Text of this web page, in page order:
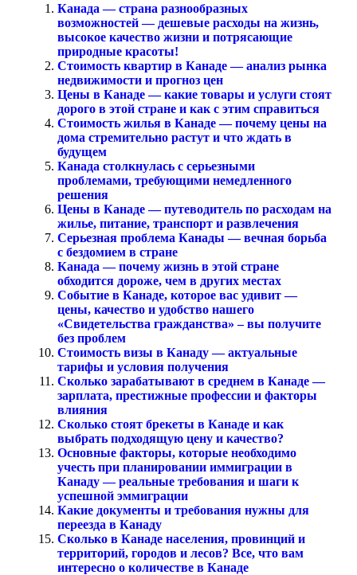
Канада — страна разнообразных
возможностей — дешевые расходы на жизнь,
высокое качество жизни и потрясающие
природные красоты!
Стоимость квартир в Канаде — анализ рынка
недвижимости и прогноз цен
Цены в Канаде — какие товары и услуги стоят
дорого в этой стране и как с этим справиться
Стоимость жилья в Канаде — почему цены на
дома стремительно растут и что ждать в
будущем
Канада столкнулась с серьезными
проблемами, требующими немедленного
решения
Цены в Канаде — путеводитель по расходам на
жилье, питание, транспорт и развлечения
Серьезная проблема Канады — вечная борьба
с бездомием в стране
Канада — почему жизнь в этой стране
обходится дороже, чем в других местах
Событие в Канаде, которое вас удивит —
цены, качество и удобство нашего
«Свидетельства гражданства» – вы получите
без проблем
Стоимость визы в Канаду — актуальные
тарифы и условия получения
Сколько зарабатывают в среднем в Канаде —
зарплата, престижные профессии и факторы
влияния
Сколько стоят брекеты в Канаде и как
выбрать подходящую цену и качество?
Основные факторы, которые необходимо
учесть при планировании иммиграции в
Канаду — реальные требования и шаги к
успешной эммиграции
Какие документы и требования нужны для
переезда в Канаду
Сколько в Канаде населения, провинций и
территорий, городов и лесов? Все, что вам
интересно о количестве в Канаде